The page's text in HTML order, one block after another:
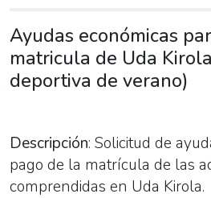
Ayudas económicas
matricula de Uda
deportiva de verano)
Descripción: Solicitud de
pago de la matrícula de las
comprendidas en Uda Kirola.